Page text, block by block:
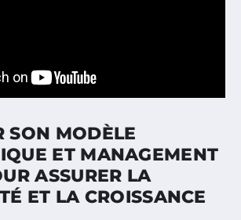
SON MODÈLE
ET MANAGEMENT
ASSURER LA
ET LA CROISSANCE